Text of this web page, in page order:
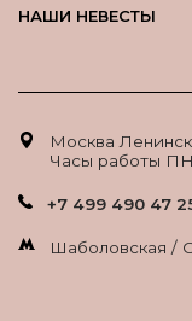
НАШИ НЕВЕСТЫ
Москва
Часы работы
+7 499 490 47
Шаболовская /